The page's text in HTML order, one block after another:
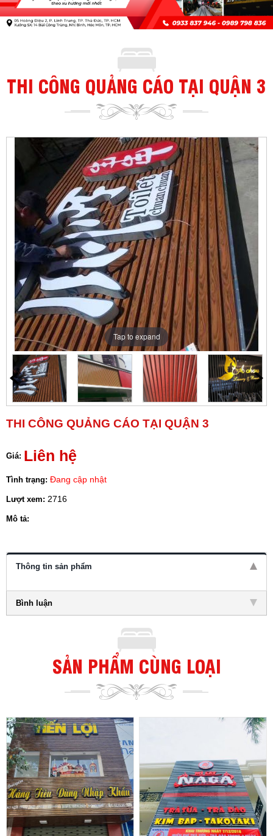
THI CÔNG QUẢNG CÁO TẠI QUẬN 3
Tap to expand
THI CÔNG QUẢNG CÁO TẠI QUẬN 3
Giá: Liên hệ
Tình trạng: Đang cập nhật
Lượt xem: 2716
Mô tả:
Thông tin sản phẩm
Bình luận
SẢN PHẨM CÙNG LOẠI